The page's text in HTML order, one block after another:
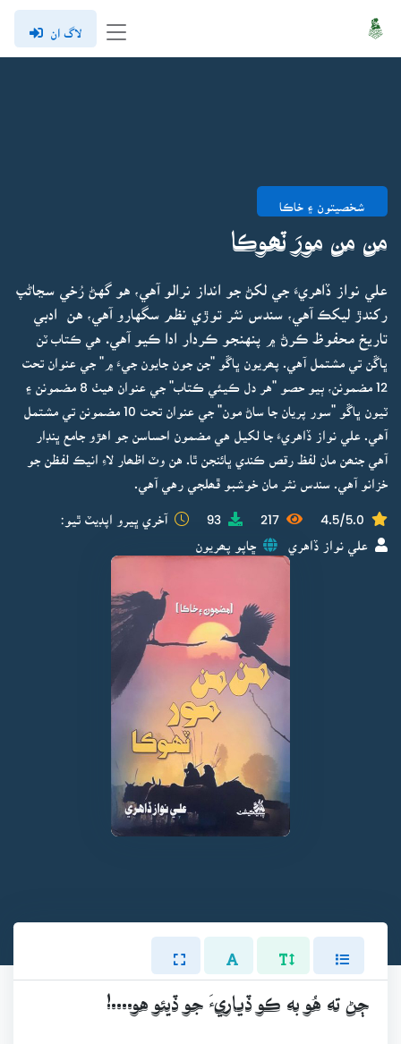
لاگ ان
شخصيتون ۽ خاڪا
من من مورَ ٽھوڪا
علي نواز ڏاهريءَ جي لکڻ جو انداز نرالو آهي، هو گهڻ رُخي سڃاڻپ
رکندڙ ليکڪ آهي، سندس نثر توڙي نظم سگهارو آهي، هن ادبي
تاريخ محفوظ ڪرڻ ۾ پنهنجو ڪردار ادا ڪيو آهي. هي ڪتاب ٽن
ڀاڱن تي مشتمل آهي. پھريون ڀاڱو "جن جون جايون جيءَ ۾" جي عنوان تحت
ٽيون ڀاڱو "سور پريان جا ساڻ مون" جي عنوان تحت 10 مضمونن تي مشتمل
آهي. علي نواز ڏاهريءَ جا لکيل هي مضمون احساسن جو اهڙو جامع ڀنڊار
آهي جنھن مان لفظ رقص ڪندي ڀائنجن ٿا. هن وٽ اظھار لاءِ انيڪ لفظن جو
خزانو آهي. سندس نثر مان خوشبو ڦھلجي رهي آهي.
4.5/5.0
217
93 آخري ڀيرو اپڊيٽ ٿيو:
علي نواز ڏاهري ڇاپو پھريون
ڄڻ ته هُو به ڪو ڏياريءَ جو ڏيئو هو....!